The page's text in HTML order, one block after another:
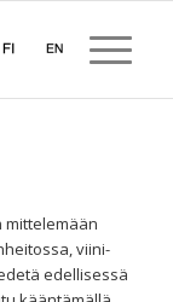
mittelemään
viini-
edellisessä